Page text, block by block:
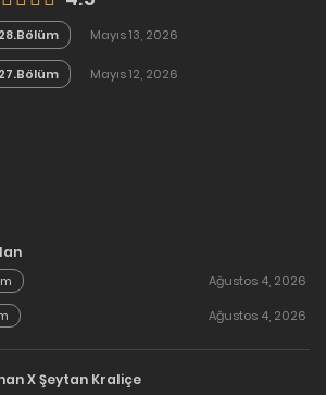
28.Bölüm Mayıs 13, 2026
27.Bölüm Mayıs 12, 2026
Ağustos 4, 2026
Ağustos 4, 2026
X Şeytan Kraliçe